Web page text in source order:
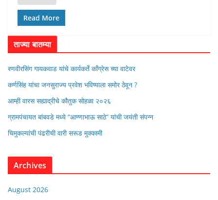
Read More
ताज्या बातम्या
रणवीरसिंग गायकवाड यांचे कार्यकर्ते कॉंग्रेस च्या वाटेवर
कर्णसिंह यांचा जनसुराज्य प्रवेश भविष्याला समोर ठेवून ?
आम्ही वारस सह्याद्रीचे कौतुक सोहळा २०२६
ग्रामपंचायत बांबवडे मध्ये “आण्णाभाऊ साठे” यांची जयंती संपन्न
चिमुकल्यांची पंढरीची वारी सरूड मुक्कामी
Archives
August 2026